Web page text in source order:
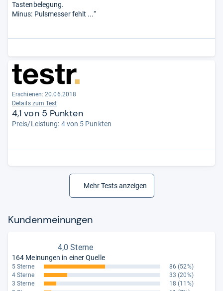
Tastenbelegung.
Minus: Pulsmesser fehlt ...“
Erschienen: 20.06.2018
Details zum Test
4,1 von 5 Punkten
Preis/Leistung: 4 von 5 Punkten
Mehr Tests anzeigen
Kun­den­mei­nun­gen
4,0 Sterne
164 Meinungen in einer Quelle
5 Sterne 86 (52%)
4 Sterne
33 (20%)
3 Sterne
18 (11%)